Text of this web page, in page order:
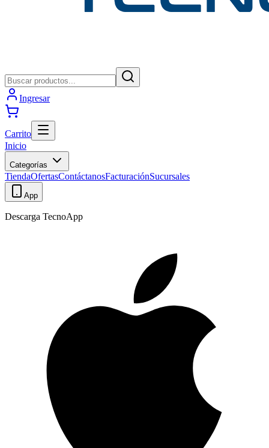
Ingresar
Carrito
Inicio
Categorías
TiendaOfertasContáctanosFacturaciónSucursales
App
Descarga TecnoApp